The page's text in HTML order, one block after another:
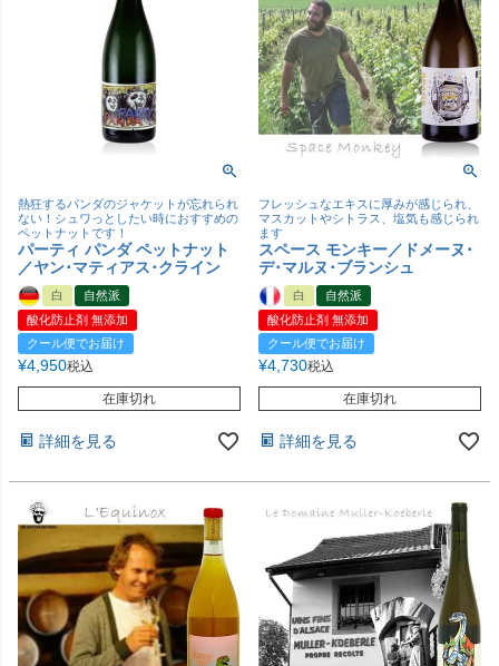
熱狂するパンダのジャケットが忘れられ
ない！シュワっとしたい時におすすめの
ペットナットです！
パーティ パンダ ペットナット
／ヤン･マティアス･クライン
白
自然派
酸化防止剤 無添加
クール便でお届け
¥4,950税込
在庫切れ
詳細を見る
フレッシュなエキスに厚みが感じられ、
マスカットやシトラス、塩気も感じられ
ます
スペース モンキー／ドメーヌ･
デ･マルヌ･ブランシュ
白
自然派
酸化防止剤 無添加
クール便でお届け
¥4,730税込
在庫切れ
詳細を見る